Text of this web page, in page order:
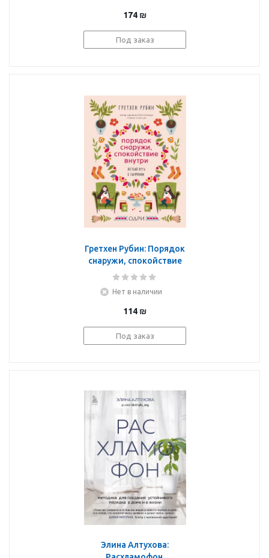
174 ₪
Под заказ
Гретхен Рубин: Порядок
снаружи, спокойствие
внутри. Легкий путь к
Нет в наличии
114 ₪
Под заказ
Элина Алтухова: